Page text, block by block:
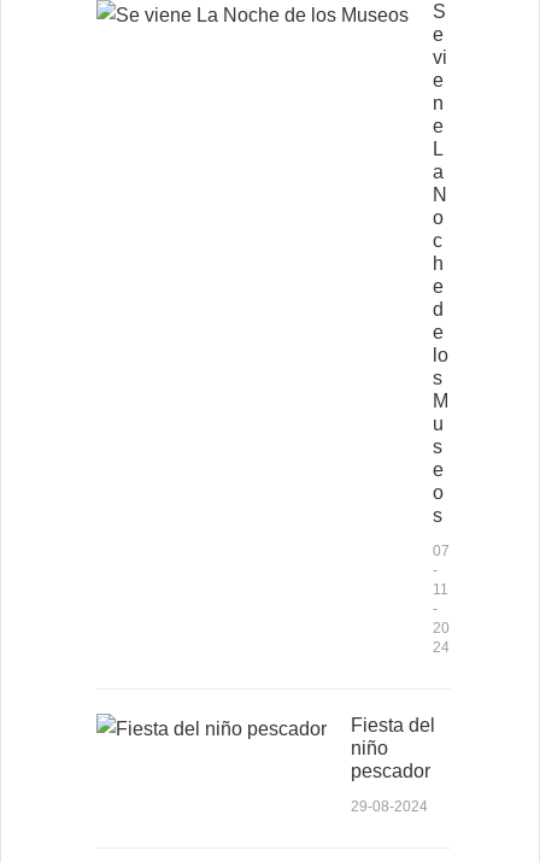
S
e
vi
e
n
e
L
a
N
o
c
h
e
d
e
lo
s
M
u
s
e
o
s
07
-
11
-
20
24
Fiesta del
niño
pescador
29-08-2024